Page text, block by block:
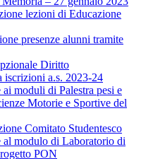
lezioni di Educazione
presenze alunni tramite
Diritto
a.s. 2023-24
moduli di Palestra pesi e
Motorie e Sportive del
Comitato Studentesco
modulo di Laboratorio di
PON